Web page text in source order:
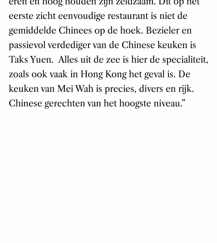
eerste zicht eenvoudige restaurant is niet de
gemiddelde Chinees op de hoek. Bezieler en
passievol verdediger van de Chinese keuken is
Taks Yuen. Alles uit de zee is hier de specialiteit,
zoals ook vaak in Hong Kong het geval is. De
keuken van Mei Wah is precies, divers en rijk.
Chinese gerechten van het hoogste niveau.”